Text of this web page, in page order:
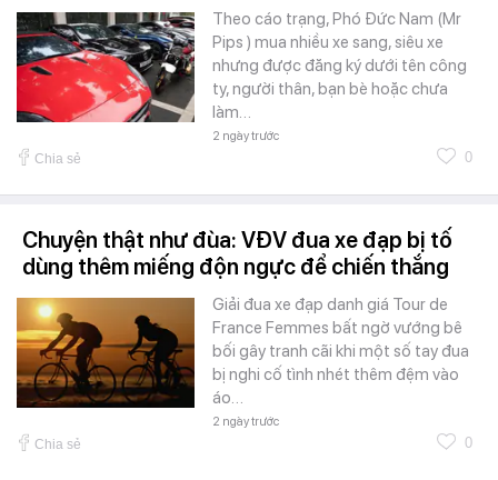
Theo cáo trạng, Phó Đức Nam (Mr
Pips ) mua nhiều xe sang, siêu xe
nhưng được đăng ký dưới tên công
ty, người thân, bạn bè hoặc chưa
làm…
2 ngày trước
Chia sẻ 0
Chuyện thật như đùa: VĐV đua xe đạp bị tố
dùng thêm miếng độn ngực để chiến thắng
Giải đua xe đạp danh giá Tour de
France Femmes bất ngờ vướng bê
bối gây tranh cãi khi một số tay đua
bị nghi cố tình nhét thêm đệm vào
áo…
2 ngày trước
Chia sẻ 0